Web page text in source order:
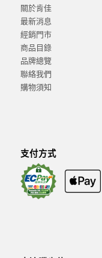
關於肯佳
最新消息
經銷門市
商品目錄
品牌總覽
聯絡我們
購物須知
支付方式